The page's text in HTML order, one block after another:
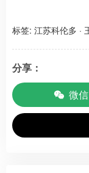
标签: 江苏科伦多 ·
分享：
微信